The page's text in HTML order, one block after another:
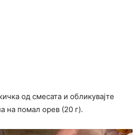
од смесата и обликувајте
на помал орев (20 г).